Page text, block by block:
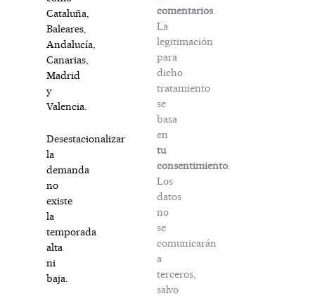
Cataluña,
Baleares,
Andalucía,
Canarias,
Madrid
y
Valencia.
Desestacionalizar
la
demanda
no
existe
la
temporada
alta
ni
baja.
comentarios
La
legitimación
para
dicho
tratamiento
se
basa
en
tu
consentimiento
Los
datos
no
se
comunicarán
a
terceros,
salvo